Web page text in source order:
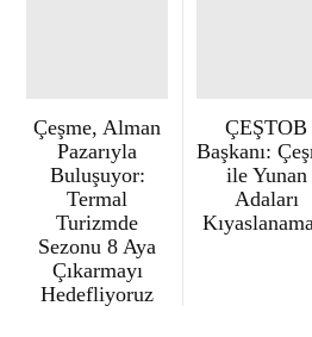
Çeşme, Alman
Pazarıyla
Buluşuyor:
Termal
Turizmde
Sezonu 8 Aya
Çıkarmayı
Hedefliyoruz
ÇEŞTOB
Başkanı:
ile Yunan
Adaları